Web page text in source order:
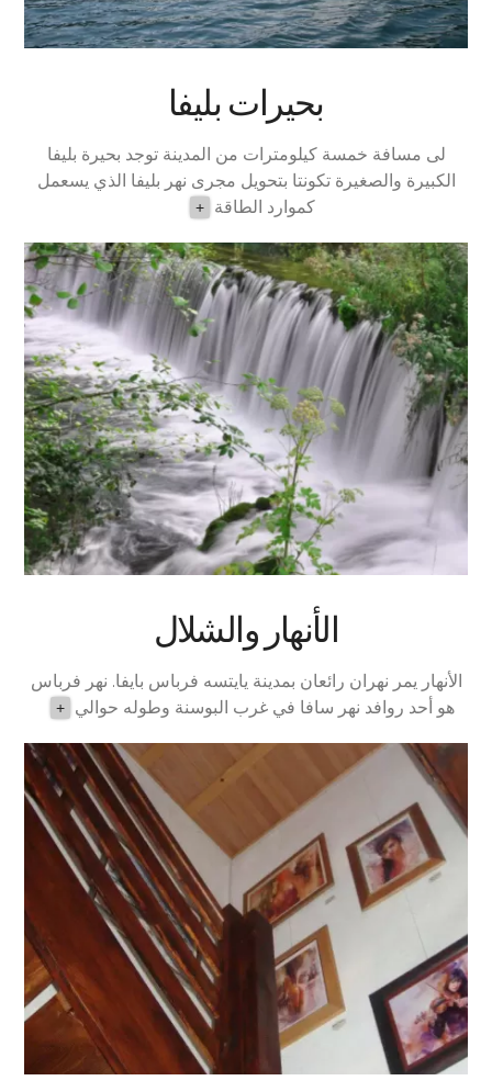
بحيرات بليفا
لى مسافة خمسة كيلومترات من المدينة توجد بحيرة بليفا
الكبيرة والصغيرة تكونتا بتحويل مجرى نهر بليفا الذي يسعمل
كموارد الطاقة
+
الأنهار والشلال
الأنهار يمر نهران رائعان بمدينة يايتسه فرباس بايفا. نهر فرباس
هو أحد روافد نهر سافا في غرب البوسنة وطوله حوالي
+